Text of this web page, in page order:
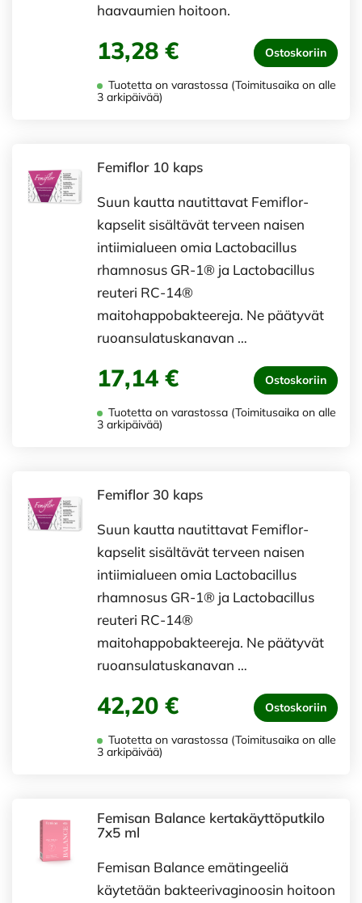
haavaumien hoitoon.
13,28 € Ostoskoriin
Tuotetta on varastossa (Toimitusaika on alle
3 arkipäivää)
Femiflor 10 kaps
Suun kautta nautittavat Femiflor-
kapselit sisältävät terveen naisen
intiimialueen omia Lactobacillus
rhamnosus GR-1® ja Lactobacillus
reuteri RC-14®
maitohappobakteereja. Ne päätyvät
ruoansulatuskanavan …
17,14 € Ostoskoriin
Tuotetta on varastossa (Toimitusaika on alle
3 arkipäivää)
Femiflor 30 kaps
Suun kautta nautittavat Femiflor-
kapselit sisältävät terveen naisen
intiimialueen omia Lactobacillus
rhamnosus GR-1® ja Lactobacillus
reuteri RC-14®
maitohappobakteereja. Ne päätyvät
ruoansulatuskanavan …
42,20 € Ostoskoriin
Tuotetta on varastossa (Toimitusaika on alle
3 arkipäivää)
Femisan Balance kertakäyttöputkilo
7x5 ml
Femisan Balance emätingeeliä
käytetään bakteerivaginoosin hoitoon